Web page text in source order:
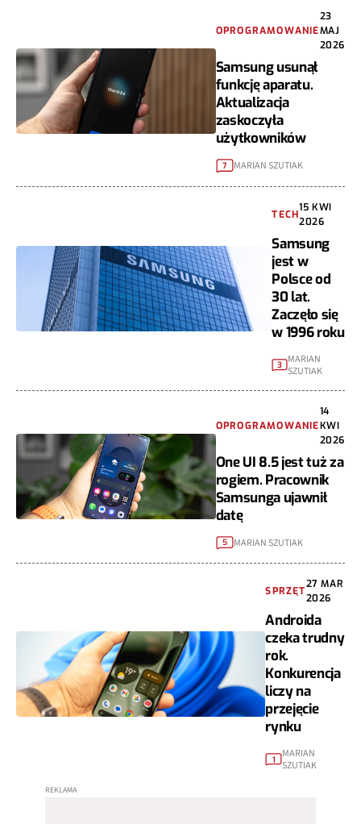
OPROGRAMOWANIE
23
MAJ
2026
Samsung usunął
funkcję aparatu.
Aktualizacja
zaskoczyła
użytkowników
7 MARIAN SZUTIAK
TECH
15 KWI
2026
Samsung
jest w
Polsce od
30 lat.
Zaczęło się
w 1996 roku
3
MARIAN
SZUTIAK
OPROGRAMOWANIE
14
KWI
2026
One UI 8.5 jest tuż za
rogiem. Pracownik
Samsunga ujawnił
datę
5 MARIAN SZUTIAK
SPRZĘT
27 MAR
2026
Androida
czeka trudny
rok.
Konkurencja
liczy na
przejęcie
rynku
1
MARIAN
SZUTIAK